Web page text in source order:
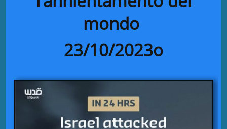
mondo
23/10/2023o